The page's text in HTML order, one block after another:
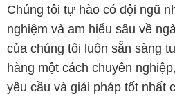
Chúng tôi tự hào có đội ngũ
nghiệm và am hiểu sâu về
của chúng tôi luôn sẵn sàng
hàng một cách chuyên
yêu cầu và giải pháp tốt nhất